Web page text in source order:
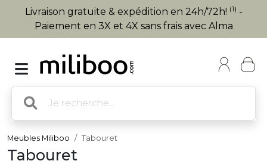
Livraison gratuite & expédition en 24h/72h! (1) -
Paiement en 3X et 4X sans frais avec Alma
Meubles Miliboo Tabouret
Tabouret